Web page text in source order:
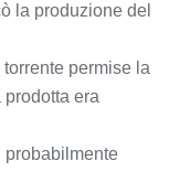
la produzione del
permise la
era
probabilmente